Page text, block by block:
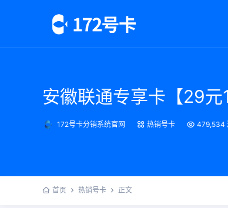
安徽联通专享卡【29元
172号卡分销系统官网 热销号卡 479,534
首页 热销号卡 正文